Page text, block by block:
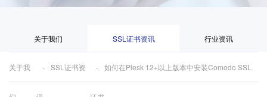
关于我们 SSL证书资讯 行业资讯
关于我 SSL证书资 如何在Plesk 12+以上版本中安装Comodo SSL